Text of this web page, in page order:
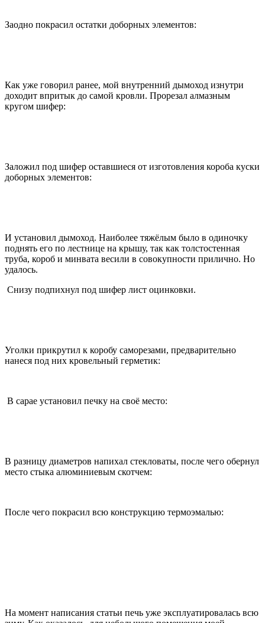
Заодно покрасил остатки доборных элементов:
Как уже говорил ранее, мой внутренний дымоход изнутри
доходит впритык до самой кровли. Прорезал алмазным
кругом шифер:
Заложил под шифер оставшиеся от изготовления короба куски
доборных элементов:
И установил дымоход. Наиболее тяжёлым было в одиночку
поднять его по лестнице на крышу, так как толстостенная
труба, короб и минвата весили в совокупности прилично. Но
удалось.
Снизу подпихнул под шифер лист оцинковки.
Уголки прикрутил к коробу саморезами, предварительно
нанеся под них кровельный герметик:
В сарае установил печку на своё место:
В разницу диаметров напихал стекловаты, после чего обернул
место стыка алюминиевым скотчем:
После чего покрасил всю конструкцию термоэмалью:
На момент написания статьи печь уже эксплуатировалась всю